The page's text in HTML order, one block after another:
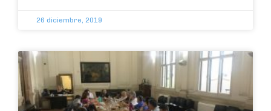
26 diciembre, 2019